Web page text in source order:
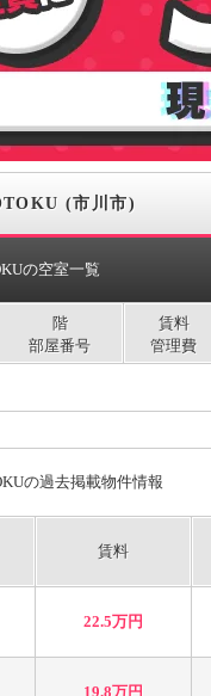
(市川市)
の空室一覧
階
部屋番号
賃料
管理費
の過去掲載物件情報
賃料
22.5万円
19.8万円